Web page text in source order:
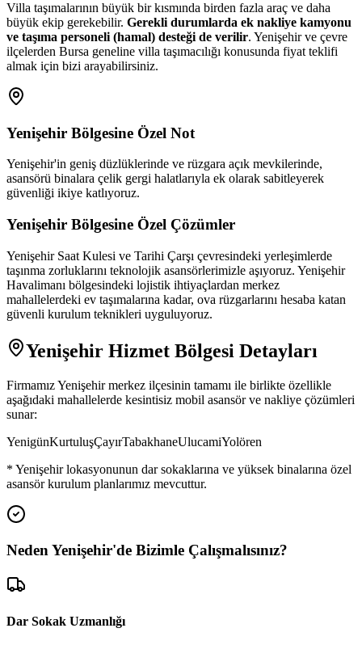
Villa taşımalarının büyük bir kısmında birden fazla araç ve daha
büyük ekip gerekebilir. Gerekli durumlarda ek nakliye kamyonu
ve taşıma personeli (hamal) desteği de verilir. Yenişehir ve çevre
ilçelerden Bursa geneline villa taşımacılığı konusunda fiyat teklifi
almak için bizi arayabilirsiniz.
Yenişehir Bölgesine Özel Not
Yenişehir'in geniş düzlüklerinde ve rüzgara açık mevkilerinde,
asansörü binalara çelik gergi halatlarıyla ek olarak sabitleyerek
güvenliği ikiye katlıyoruz.
Yenişehir Bölgesine Özel Çözümler
Yenişehir Saat Kulesi ve Tarihi Çarşı çevresindeki yerleşimlerde
taşınma zorluklarını teknolojik asansörlerimizle aşıyoruz. Yenişehir
Havalimanı bölgesindeki lojistik ihtiyaçlardan merkez
mahallelerdeki ev taşımalarına kadar, ova rüzgarlarını hesaba katan
güvenli kurulum teknikleri uyguluyoruz.
Yenişehir Hizmet Bölgesi Detayları
FirmamızYenişehir merkez ilçesinin tamamı ile birlikte özellikle
aşağıdaki mahallelerde kesintisiz mobil asansör ve nakliye çözümleri
sunar:
YenigünKurtuluşÇayırTabakhaneUlucamiYolören
* Yenişehir lokasyonunun dar sokaklarına ve yüksek binalarına özel
asansör kurulum planlarımız mevcuttur.
NedenYenişehir'de Bizimle Çalışmalısınız?
Dar Sokak Uzmanlığı